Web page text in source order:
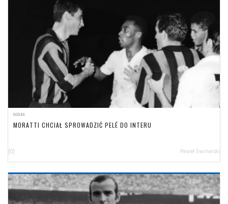
OGÓLNA
MORATTI CHCIAŁ SPROWADZIĆ PELÉ DO INTERU
[0] Paweł Świnarski